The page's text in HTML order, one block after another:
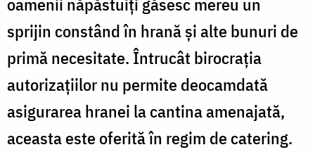
sprijin constând în hrană şi alte bunuri de
primă necesitate. Întrucât birocraţia
autorizaţiilor nu permite deocamdată
asigurarea hranei la cantina amenajată,
aceasta este oferită în regim de catering.